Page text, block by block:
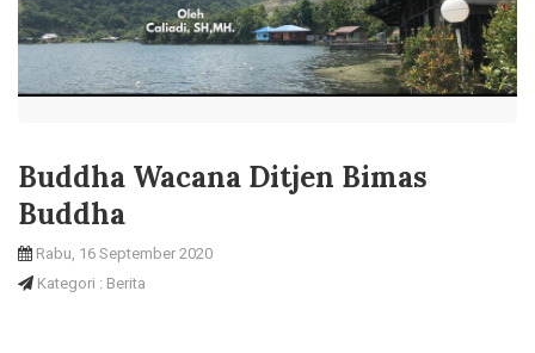
Buddha Wacana Ditjen Bimas
Buddha
Rabu, 16 September 2020
Kategori : Berita